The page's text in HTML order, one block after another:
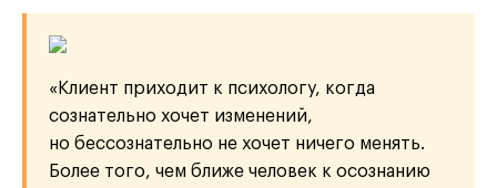
«Клиент приходит к психологу, когда
сознательно хочет изменений,
но бессознательно не хочет ничего менять.
Более того, чем ближе человек к осознанию